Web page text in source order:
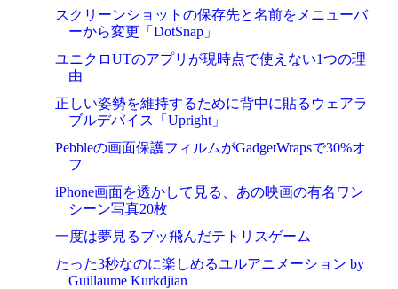
スクリーンショットの保存先と名前をメニューバ
ーから変更「DotSnap」
ユニクロUTのアプリが現時点で使えない1つの理
由
正しい姿勢を維持するために背中に貼るウェアラ
ブルデバイス「Upright」
Pebbleの画面保護フィルムがGadgetWrapsで30%オ
フ
iPhone画面を透かして見る、あの映画の有名ワン
シーン写真20枚
一度は夢見るブッ飛んだテトリスゲーム
たった3秒なのに楽しめるユルアニメーション by
Guillaume Kurkdjian